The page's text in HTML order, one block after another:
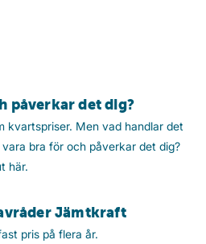
påverkar det dig?
kvartspriser. Men vad handlar det
bra för och påverkar det dig?
här.
Jämtkraft
pris på flera år.